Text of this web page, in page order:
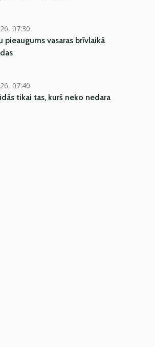
07:30
pieaugums vasaras brīvlaikā
07:40
tikai tas, kurš neko nedara